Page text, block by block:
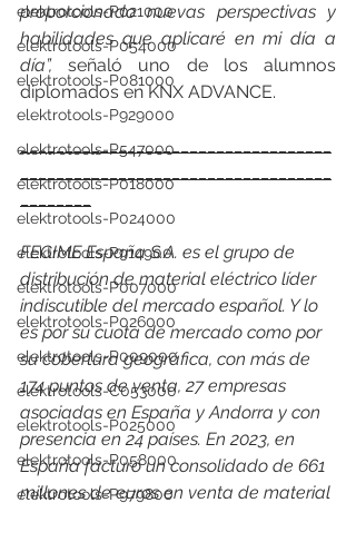
elektrotools-P021000
elektrotools-P054000
elektrotools-P081000
elektrotools-P929000
elektrotools-P547000
elektrotools-P018000
elektrotools-P024000
elektrotools-P914900
elektrotools-P007000
elektrotools-P026000
elektrotools-P009000
elektrotools-C053000
elektrotools-P025000
elektrotools-P058000
elektrotools-P979800
proporcionado nuevas perspectivas y
habilidades que aplicaré en mi día a
día”, señaló uno de los alumnos
diplomados en KNX ADVANCE.
___________________________________
___________________________________
FEGIME España S.A. es el grupo de
distribución de material eléctrico líder
indiscutible del mercado español. Y lo
es por su cuota de mercado como por
su cobertura geográfica, con más de
174 puntos de venta, 27 empresas
asociadas en España y Andorra y con
presencia en 24 países. En 2023, en
España facturó un consolidado de 661
millones de euros en venta de material